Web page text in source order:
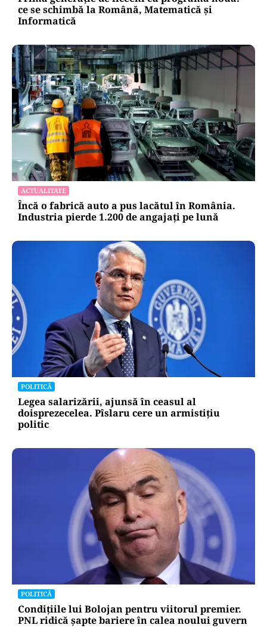
ce se schimbă la Română, Matematică și
Informatică
ACTUALITATE
Încă o fabrică auto a pus lacătul în România.
Industria pierde 1.200 de angajați pe lună
POLITICĂ
Legea salarizării, ajunsă în ceasul al
doisprezecelea. Pîslaru cere un armistițiu
politic
POLITICĂ
Condițiile lui Bolojan pentru viitorul premier.
PNL ridică șapte bariere în calea noului guvern